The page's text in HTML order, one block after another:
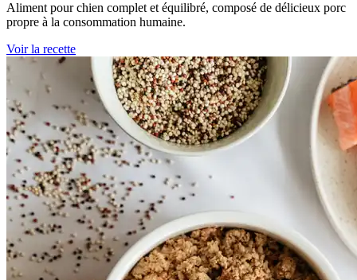
Aliment pour chien complet et équilibré, composé de délicieux porc
propre à la consommation humaine.
Voir la recette